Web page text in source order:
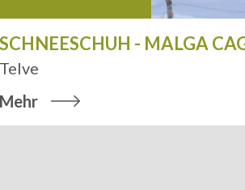
Leaflet| Tiles ©MapQuest
SCHNEESCHUH - MALGA
Telve
Mehr